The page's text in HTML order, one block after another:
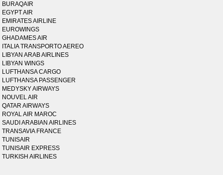
BURAQAIR
EGYPT AIR
EMIRATES AIRLINE
EUROWINGS
GHADAMES AIR
ITALIA TRANSPORTO AEREO
LIBYAN ARAB AIRLINES
LIBYAN WINGS
LUFTHANSA CARGO
LUFTHANSA PASSENGER
MEDYSKY AIRWAYS
NOUVEL AIR
QATAR AIRWAYS
ROYAL AIR MAROC
SAUDI ARABIAN AIRLINES
TRANSAVIA FRANCE
TUNISAIR
TUNISAIR EXPRESS
TURKISH AIRLINES